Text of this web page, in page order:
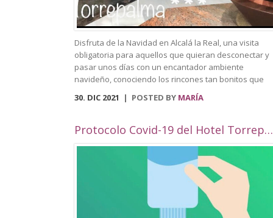
Disfruta de la Navidad en Alcalá la Real, una visita
obligatoria para aquellos que quieran desconectar y
pasar unos días con un encantador ambiente
navideño, conociendo los rincones tan bonitos que
ofrece nuestra localidad. Este año, Alcalá la Real
oferta todo tipo de actividades para todos los públicos
los Álamos y la Plaza del Ayuntamiento pasarán ser un
hielo artificial y un tiovivo, acompañados de un
alumbrado navideño digno de la hermosura de
nuestra localidad junto a puestos de castañas,
buñuelos y algodón dulce. Además, en el Compás de
Consolación albergará un elemento gigante en 3D que
reforzará la bonita iluminación ya mencionada. Podrás
30. DIC 2021 POSTED BY MARÍA
Protocolo Covid-19 del Hotel Torrepalma***